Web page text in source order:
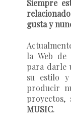
Siempre
gusta y
la Web de
para darle
su estilo
producir
MUSIC.